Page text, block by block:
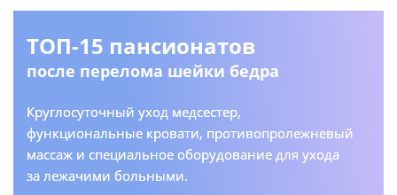
ТОП-15 пансионатов
после перелома шейки бедра
Круглосуточный уход медсестер,
функциональные кровати, противопролежневый
массаж и специальное оборудование для ухода
за лежачими больными.